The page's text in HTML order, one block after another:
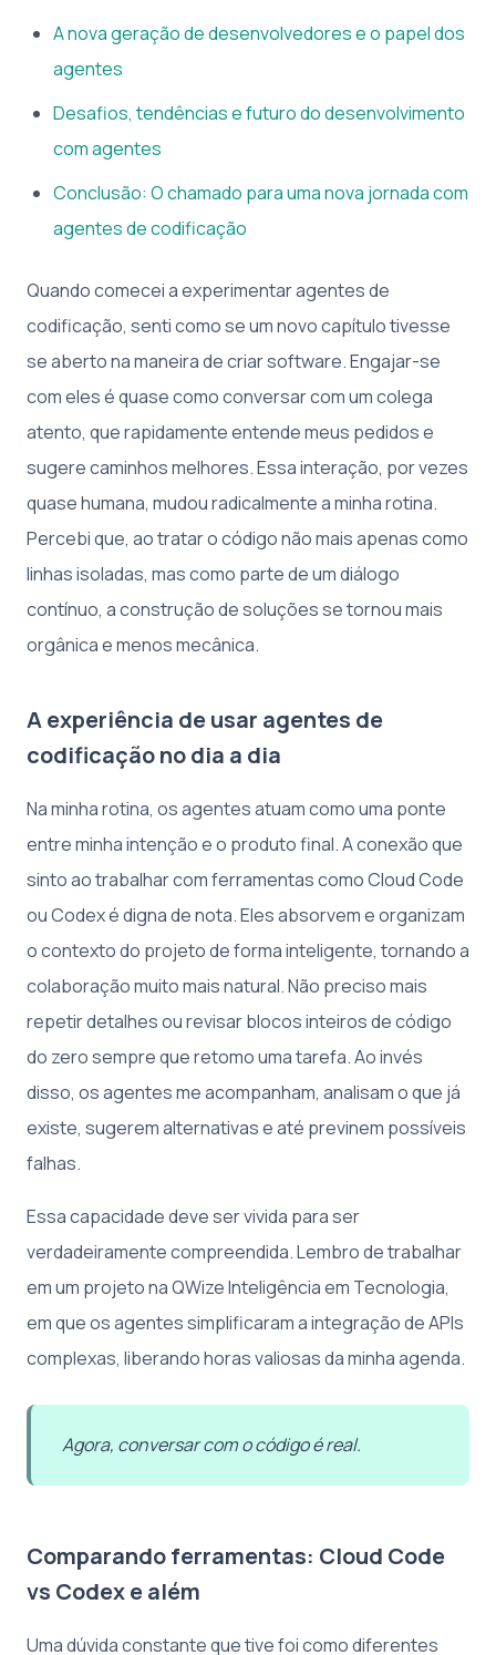
A nova geração de desenvolvedores e o papel dos
agentes
Desafios, tendências e futuro do desenvolvimento
com agentes
Conclusão: O chamado para uma nova jornada com
agentes de codificação
Quando comecei a experimentar agentes de
codificação, senti como se um novo capítulo tivesse
se aberto na maneira de criar software. Engajar-se
com eles é quase como conversar com um colega
atento, que rapidamente entende meus pedidos e
sugere caminhos melhores. Essa interação, por vezes
quase humana, mudou radicalmente a minha rotina.
Percebi que, ao tratar o código não mais apenas como
linhas isoladas, mas como parte de um diálogo
contínuo, a construção de soluções se tornou mais
orgânica e menos mecânica.
A experiência de usar agentes de
codificação no dia a dia
Na minha rotina, os agentes atuam como uma ponte
entre minha intenção e o produto final. A conexão que
sinto ao trabalhar com ferramentas como Cloud Code
ou Codex é digna de nota. Eles absorvem e organizam
o contexto do projeto de forma inteligente, tornando a
colaboração muito mais natural. Não preciso mais
repetir detalhes ou revisar blocos inteiros de código
do zero sempre que retomo uma tarefa. Ao invés
disso, os agentes me acompanham, analisam o que já
existe, sugerem alternativas e até previnem possíveis
falhas.
Essa capacidade deve ser vivida para ser
verdadeiramente compreendida. Lembro de trabalhar
em um projeto na QWize Inteligência em Tecnologia,
em que os agentes simplificaram a integração de APIs
complexas, liberando horas valiosas da minha agenda.
Agora, conversar com o código é real.
Comparando ferramentas: Cloud Code
vs Codex e além
Uma dúvida constante que tive foi como diferentes